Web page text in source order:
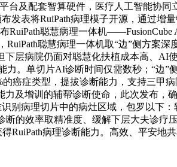
台及配套智算硬件，医疗人工智能协同
发表将RuiPath病理模子开源，通过增
聪慧病理一体机——FusionCube
聪慧病理一体机取“边”侧方案深
层病院仍面对聪慧化扶植成本高、AI
。单切片AI诊断时间仅需数秒；“边”
癌症类型，提拔诊断能力，支持三甲
及增训的辅帮诊断使命，此次发布，
别病理切片中的病灶区域，包罗以下
的效率取精准度、缓解下层大夫诊疗
RuiPath病理诊断能力。高效、平安地